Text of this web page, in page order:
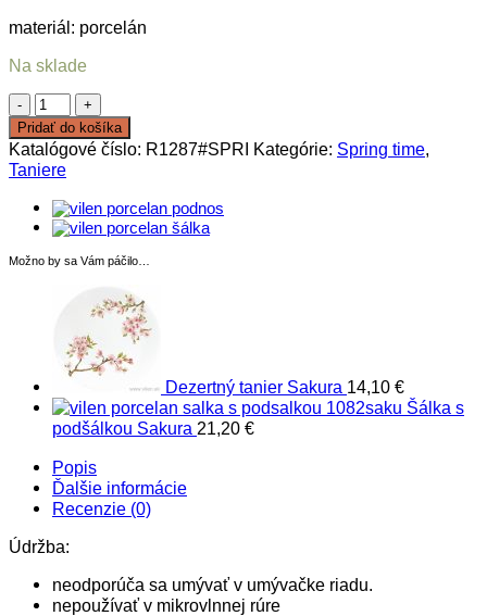
materiál: porcelán
Na sklade
množstvo
Dezertný
tanier
Spring
Time
Pridať do košíka
Katalógové číslo: R1287#SPRI Kategórie: Spring time,
Taniere
Možno by sa Vám páčilo…
Dezertný tanier Sakura 14,10 €
Šálka s
podšálkou Sakura 21,20 €
Popis
Ďalšie informácie
Recenzie (0)
Údržba:
neodporúča sa umývať v umývačke riadu.
nepoužívať v mikrovlnnej rúre